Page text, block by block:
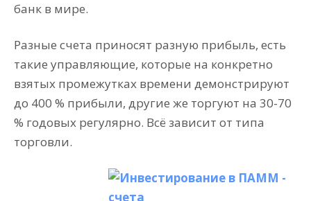
банк в мире.
Разные счета приносят разную прибыль, есть
такие управляющие, которые на конкретно
взятых промежутках времени демонстрируют
до 400 % прибыли, другие же торгуют на 30-70
% годовых регулярно. Всё зависит от типа
торговли.